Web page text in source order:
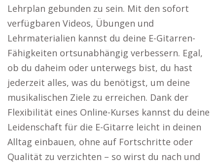
Lehrplan gebunden zu sein. Mit den sofort
verfügbaren Videos, Übungen und
Lehrmaterialien kannst du deine E-Gitarren-
Fähigkeiten ortsunabhängig verbessern. Egal,
ob du daheim oder unterwegs bist, du hast
jederzeit alles, was du benötigst, um deine
musikalischen Ziele zu erreichen. Dank der
Flexibilität eines Online-Kurses kannst du deine
Leidenschaft für die E-Gitarre leicht in deinen
Alltag einbauen, ohne auf Fortschritte oder
Qualität zu verzichten – so wirst du nach und